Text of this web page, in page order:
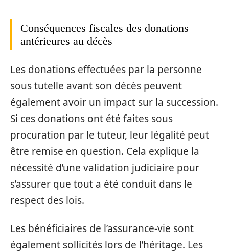
Conséquences fiscales des donations
antérieures au décès
Les donations effectuées par la personne
sous tutelle avant son décès peuvent
également avoir un impact sur la succession.
Si ces donations ont été faites sous
procuration par le tuteur, leur légalité peut
être remise en question. Cela explique la
nécessité d’une validation judiciaire pour
s’assurer que tout a été conduit dans le
respect des lois.
Les bénéficiaires de l’assurance-vie sont
également sollicités lors de l’héritage. Les